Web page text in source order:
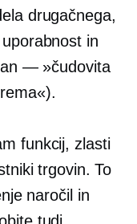
drugačnega,
in
— »čudovita
funkcij, zlasti
trgovin. To
naročil in